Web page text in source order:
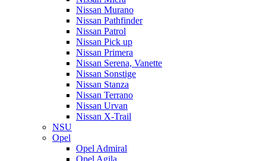
Nissan Murano
Nissan Pathfinder
Nissan Patrol
Nissan Pick up
Nissan Primera
Nissan Serena, Vanette
Nissan Sonstige
Nissan Stanza
Nissan Terrano
Nissan Urvan
Nissan X-Trail
NSU
Opel
Opel Admiral
Opel Agila